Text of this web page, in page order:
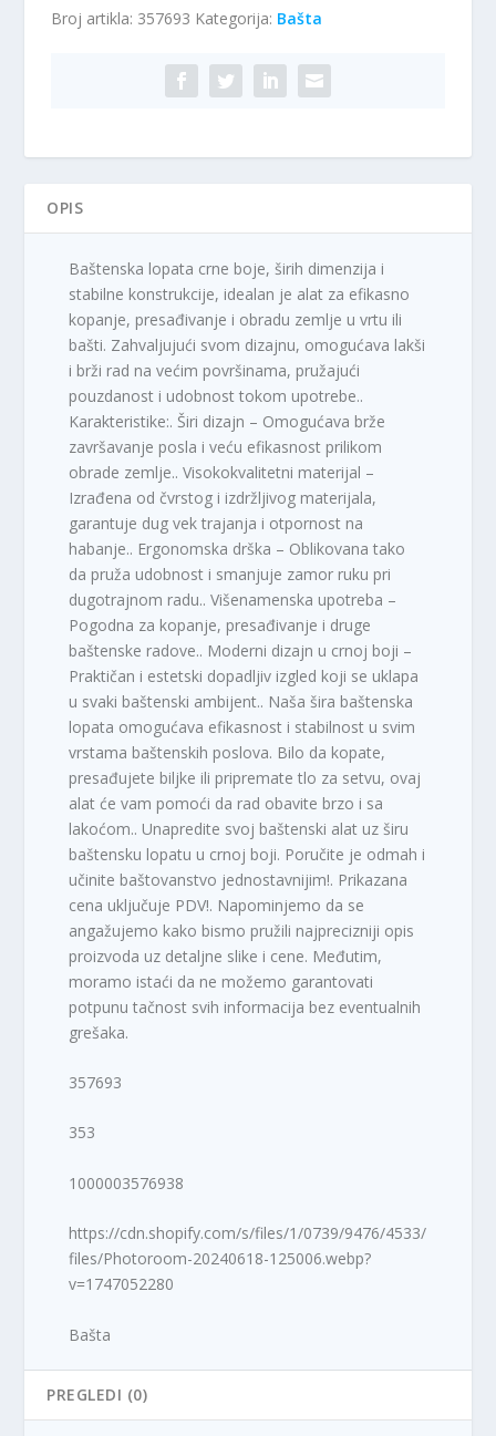
šira
Broj artikla: 357693 Kategorija: Bašta
OPIS
Baštenska lopata crne boje, širih dimenzija i
stabilne konstrukcije, idealan je alat za efikasno
kopanje, presađivanje i obradu zemlje u vrtu ili
bašti. Zahvaljujući svom dizajnu, omogućava lakši
i brži rad na većim površinama, pružajući
pouzdanost i udobnost tokom upotrebe..
Karakteristike:. Širi dizajn – Omogućava brže
završavanje posla i veću efikasnost prilikom
obrade zemlje.. Visokokvalitetni materijal –
Izrađena od čvrstog i izdržljivog materijala,
garantuje dug vek trajanja i otpornost na
habanje.. Ergonomska drška – Oblikovana tako
da pruža udobnost i smanjuje zamor ruku pri
dugotrajnom radu.. Višenamenska upotreba –
Pogodna za kopanje, presađivanje i druge
baštenske radove.. Moderni dizajn u crnoj boji –
Praktičan i estetski dopadljiv izgled koji se uklapa
u svaki baštenski ambijent.. Naša šira baštenska
lopata omogućava efikasnost i stabilnost u svim
vrstama baštenskih poslova. Bilo da kopate,
presađujete biljke ili pripremate tlo za setvu, ovaj
alat će vam pomoći da rad obavite brzo i sa
lakoćom.. Unapredite svoj baštenski alat uz širu
baštensku lopatu u crnoj boji. Poručite je odmah i
učinite baštovanstvo jednostavnijim!. Prikazana
cena uključuje PDV!. Napominjemo da se
angažujemo kako bismo pružili najprecizniji opis
proizvoda uz detaljne slike i cene. Međutim,
moramo istaći da ne možemo garantovati
potpunu tačnost svih informacija bez eventualnih
grešaka.
357693
353
1000003576938
https://cdn.shopify.com/s/files/1/0739/9476/4533/
files/Photoroom-20240618-125006.webp?
v=1747052280
Bašta
PREGLEDI (0)